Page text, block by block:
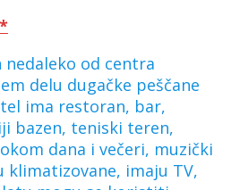
od centra
delu dugačke peščane
ima restoran, bar,
bazen, teniski teren,
dana i večeri, muzički
klimatizovane, imaju TV,